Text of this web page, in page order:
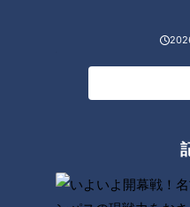
“他の投手がしんどい思いを
まさに稲葉監督への恩義に
束を果たし、表彰台に上が
顔に戻っていた。メダルの